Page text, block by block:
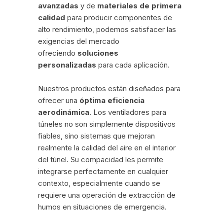
avanzadas y de materiales de primera
calidad para producir componentes de
alto rendimiento, podemos satisfacer las
exigencias del mercado
ofreciendo soluciones
personalizadas para cada aplicación.
Nuestros productos están diseñados para
ofrecer una óptima eficiencia
aerodinámica. Los ventiladores para
túneles no son simplemente dispositivos
fiables, sino sistemas que mejoran
realmente la calidad del aire en el interior
del túnel. Su compacidad les permite
integrarse perfectamente en cualquier
contexto, especialmente cuando se
requiere una operación de extracción de
humos en situaciones de emergencia.